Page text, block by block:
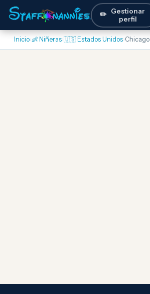
✏️ Gestionar
perfil
Inicio›👶 Niñeras›🇺🇸 Estados Unidos›Chicago